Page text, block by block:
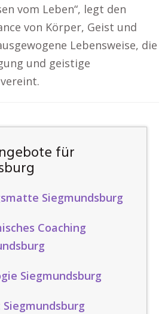
vom Leben“, legt den
von Körper, Geist und
Lebensweise, die
und geistige
für
Siegmundsburg
Coaching
Siegmundsburg